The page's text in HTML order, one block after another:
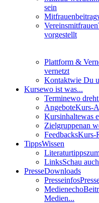
sein
Mitfrauenbeitrag
Vereinsmitfrauen
vorgestellt
Plattform &
vernetzt
Kontaktwie Du
Kursewo ist was...
Terminewo
AngeboteKurs-
Kursinhaltewas
Zielgruppenan
FeedbacksKurs-
TippsWissen
Literaturtipps
LinksSchau
PresseDownloads
Presseinfos
Medienecho
Medien...